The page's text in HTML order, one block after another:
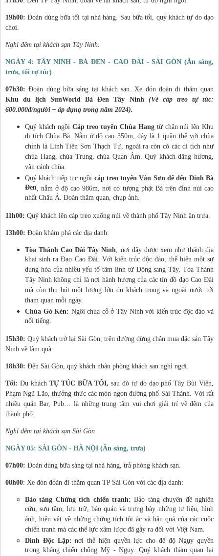
19h00: Đoàn dùng bữa tối tại nhà hàng. Sau bữa tối, quý khách tự do dạo
chơi.
Nghỉ đêm tại khách sạn Tây Ninh.
NGÀY 4: TÂY NINH - BÀ ĐEN - CAO ĐÀI - SÀI GÒN (Ăn sáng,
trưa, tối tự túc)
07h30:Đoàn dùng bữa sáng tại khách sạn. Xe đón đoàn đi thăm quan
Khu du lịch SunWorld Bà Đen Tây Ninh (Vé cáp treo tự túc:
600.000đ/người – áp dụng trong năm 2024).
Quý khách ngồi Cáp treo tuyến Chùa Hangtừ chân núi lên Khu
di tích Chùa Bà. Nằm ở độ cao 350m, đây là 1 quần thể với chùa
chính là Linh Tiên Sơn Thạch Tự, ngoài ra còn có các di tích như
chùa Hang, chùa Trung, chùa Quan Âm. Quý khách dâng hương,
vãn cảnh chùa.
Quý khách tiếp tục ngồi cáp treo tuyến Vân Sơn để đến Đỉnh Bà
Đen, nằm ở độ cao 986m, nơi có tượng phật Bà trên đỉnh núi cao
nhất Châu Á. Đoàn thăm quan, chụp ảnh.
11h00: Quý khách lên cáp treo xuống núi về thành phố Tây Ninh ăn trưa.
13h00: Đoàn khám phá các địa danh:
Tòa Thánh CaoĐài Tây Ninh, nơi đây được xem như thánh địa
khai sinh ra Đạo Cao Đài. Với kiến trúc độc đáo, thể hiện một sự
dung hòa của nhiều yếu tố tâm linh từ Đông sang Tây, Tòa Thánh
Tây Ninh không chỉ là nơi hành hương của các tín đồ đạo Cao Đài
mà còn thu hút một lượng lớn du khách trong và ngoài nước tới
tham quan mỗi ngày.
Chùa Gò Kén: Ngôi chùa cổ ở Tây Ninh với kiến trúc độc đáo và
nổi tiếng.
15h30: Quý khách trở lại Sài Gòn, trên đường dừng chân mua đặc sản Tây
Ninh về làm quà.
18h30: Đến Sài Gòn, quý khách nhận phòng khách sạn nghỉ ngơi.
Tối: Du khách TỰ TÚC BỮA TỐI,sau đó tự do dạo phố Tây Bùi Viện,
Phạm Ngũ Lão, thưởng thức các món ngon đường phố Sài Thành. Với rất
nhiều quán Bar, Pub… là những trung tâm vui chơi giải trí về đêm của
thành phố.
Nghỉ đêm tại khách sạn Sài Gòn
NGÀY 05: SÀI GÒN - HÀ NỘI (Ăn sáng, trưa)
07h00: Đoàn dùng bữa sáng tại nhà hàng, trả phòng khách sạn.
08h00: Xe đón đoàn đi thăm quan TP Sài Gòn với các địa danh:
Bảo tàng Chứng tích chiến tranh:Bảo tàng chuyên đề nghiên
cứu, sưu tầm, lưu trữ, bảo quản và trưng bày những tư liệu, hình
ảnh, hiện vật về những chứng tích tội ác và hậu quả của các cuộc
chiến tranh mà các thế lực xâm lược đã gây ra đối với Việt Nam.
Dinh Độc Lập: nơi thể hiện quyền lực cho đế độ Ngụy quyền
trong kháng chiến chống Mỹ - Ngụy. Quý khách thăm quan lại